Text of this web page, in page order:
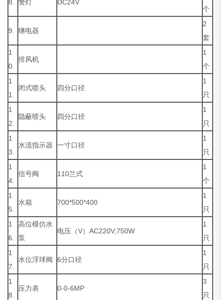
8. 警灯 DC24V
个
9. 继电器
2
套
1
0.
排风机
1
个
1
1.
闭式喷头 四分口径
1
只
1
2.
隐蔽喷头 四分口径
1
只
1
3.
水流指示器 一寸口径
1
只
1
4.
信号阀 110兰式
1
个
1
5.
水箱 700*500*400
1
只
1
6.
高位模仿水
泵
电压（V）AC220V;750W
1
只
1
7.
水位浮球阀 6分口径
1
只
1
8.
压力表 0-0-6MP
3
只